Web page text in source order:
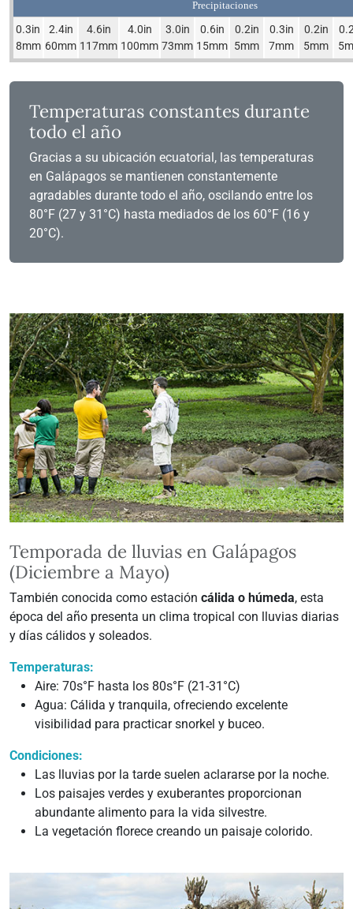
Precipitaciones
0.3in
8mm
2.4in
60mm
4.6in
117mm
4.0in
100mm
3.0in
73mm
0.6in
15mm
0.2in
5mm
0.3in
7mm
0.2in
5mm
Temperaturas constantes durante
todo el año
Gracias a su ubicación ecuatorial, las temperaturas
en Galápagos se mantienen constantemente
agradables durante todo el año, oscilando entre los
80°F (27 y 31°C) hasta mediados de los 60°F (16 y
20°C).
Temporada de lluvias en Galápagos
(Diciembre a Mayo)
También conocida como estación cálida o húmeda, esta
época del año presenta un clima tropical con lluvias diarias
y días cálidos y soleados.
Temperaturas:
Aire: 70s°F hasta los 80s°F (21-31°C)
Agua: Cálida y tranquila, ofreciendo excelente
visibilidad para practicar snorkel y buceo.
Condiciones:
Las lluvias por la tarde suelen aclararse por la noche.
Los paisajes verdes y exuberantes proporcionan
abundante alimento para la vida silvestre.
La vegetación florece creando un paisaje colorido.